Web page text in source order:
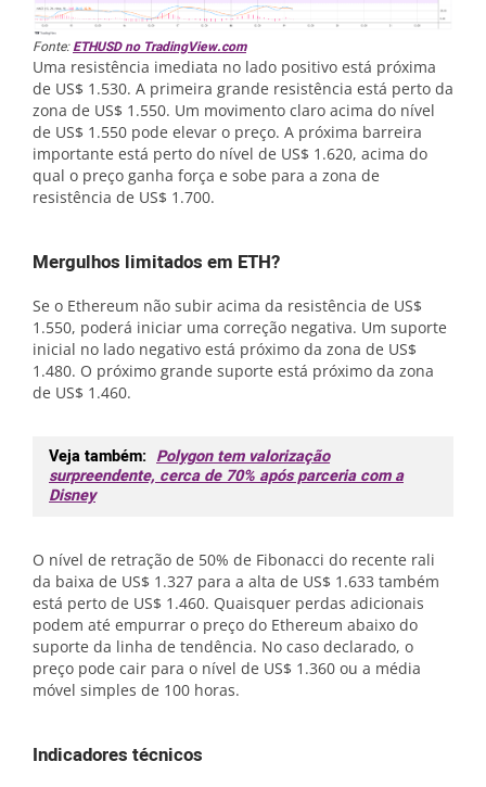
Fonte:ETHUSD no TradingView.com
Uma resistência imediata no lado positivo está próxima
de US$ 1.530. A primeira grande resistência está perto da
zona de US$ 1.550. Um movimento claro acima do nível
de US$ 1.550 pode elevar o preço. A próxima barreira
importante está perto do nível de US$ 1.620, acima do
qual o preço ganha força e sobe para a zona de
resistência de US$ 1.700.
Mergulhos limitados em ETH?
Se o Ethereum não subir acima da resistência de US$
1.550, poderá iniciar uma correção negativa. Um suporte
inicial no lado negativo está próximo da zona de US$
1.480. O próximo grande suporte está próximo da zona
de US$ 1.460.
Veja também: Polygon tem valorização
surpreendente, cerca de 70% após parceria com a
Disney
O nível de retração de 50% de Fibonacci do recente rali
da baixa de US$ 1.327 para a alta de US$ 1.633 também
está perto de US$ 1.460. Quaisquer perdas adicionais
podem até empurrar o preço do Ethereum abaixo do
suporte da linha de tendência. No caso declarado, o
preço pode cair para o nível de US$ 1.360 ou a média
móvel simples de 100 horas.
Indicadores técnicos